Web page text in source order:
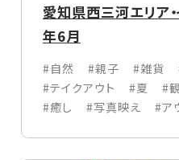
愛知県西三河エリア
年6月
#自然 #親子 #雑貨
#テイクアウト
#夏 #
#癒し
#写真映え #ア